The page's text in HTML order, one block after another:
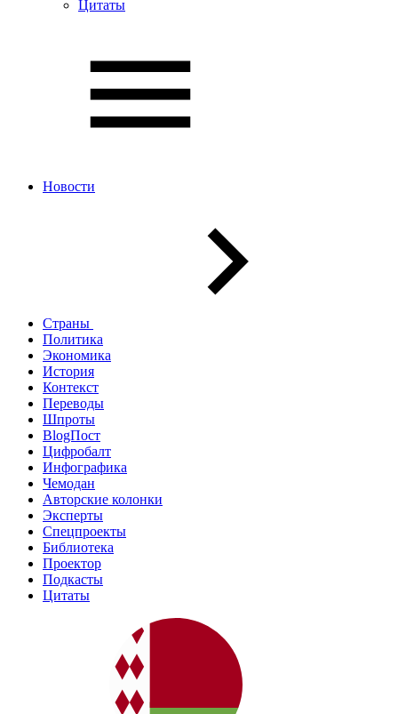
Цитаты
Новости
Страны
Политика
Экономика
История
Контекст
Переводы
Шпроты
BlogПост
Цифробалт
Инфографика
Чемодан
Авторские колонки
Эксперты
Спецпроекты
Библиотека
Проектор
Подкасты
Цитаты